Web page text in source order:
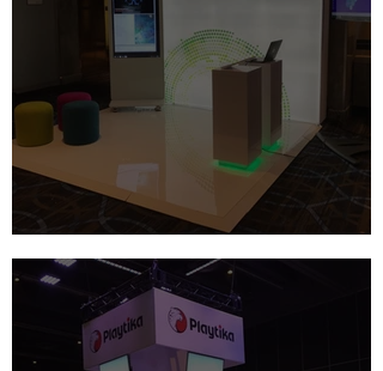
Kiosque Deloitte : Lumineux !!!